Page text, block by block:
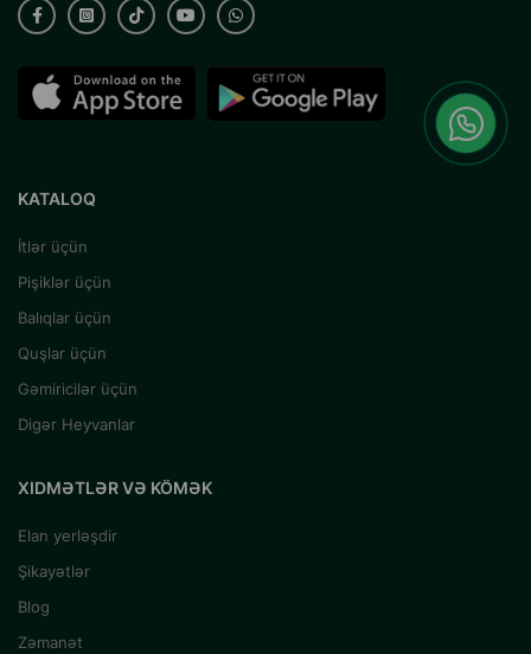
KATALOQ
İtlər üçün
Pişiklər üçün
Balıqlar üçün
Quşlar üçün
Gəmiricilər üçün
Digər Heyvanlar
XIDMƏTLƏR VƏ KÖMƏK
Elan yerləşdir
Şikayətlər
Blog
Zəmanət